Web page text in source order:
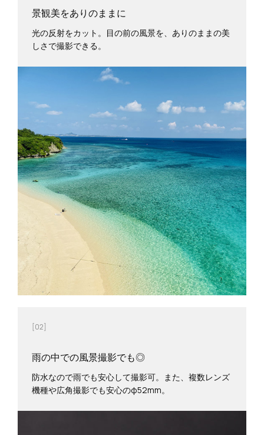
景観美をありのままに
光の反射をカット。目の前の風景を、ありのままの美
しさで撮影できる。
[02]
雨の中での風景撮影でも◎
防水なので雨でも安心して撮影可。また、複数レンズ
機種や広角撮影でも安心のφ52mm。